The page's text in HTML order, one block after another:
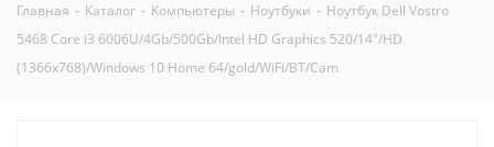
Главная - Каталог - Компьютеры - Ноутбуки - Ноутбук Dell Vostro
5468 Core i3 6006U/4Gb/500Gb/Intel HD Graphics 520/14"/HD
(1366x768)/Windows 10 Home 64/gold/WiFi/BT/Cam